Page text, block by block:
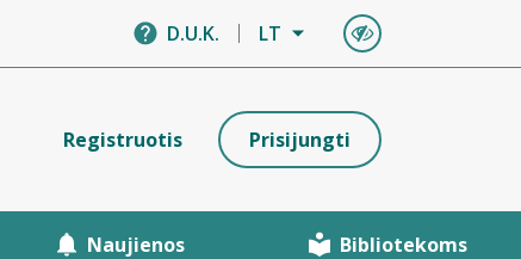
D.U.K. LT
Registruotis Prisijungti
Naujienos Bibliotekoms